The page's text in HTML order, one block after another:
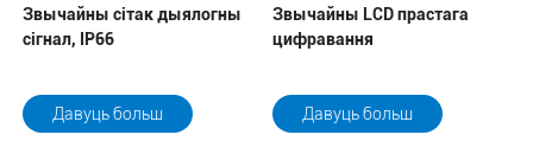
Звычайны сітак дыялогны
сігнал, IP66
Давуць больш
Звычайны LCD прастага
цифравання
Давуць больш